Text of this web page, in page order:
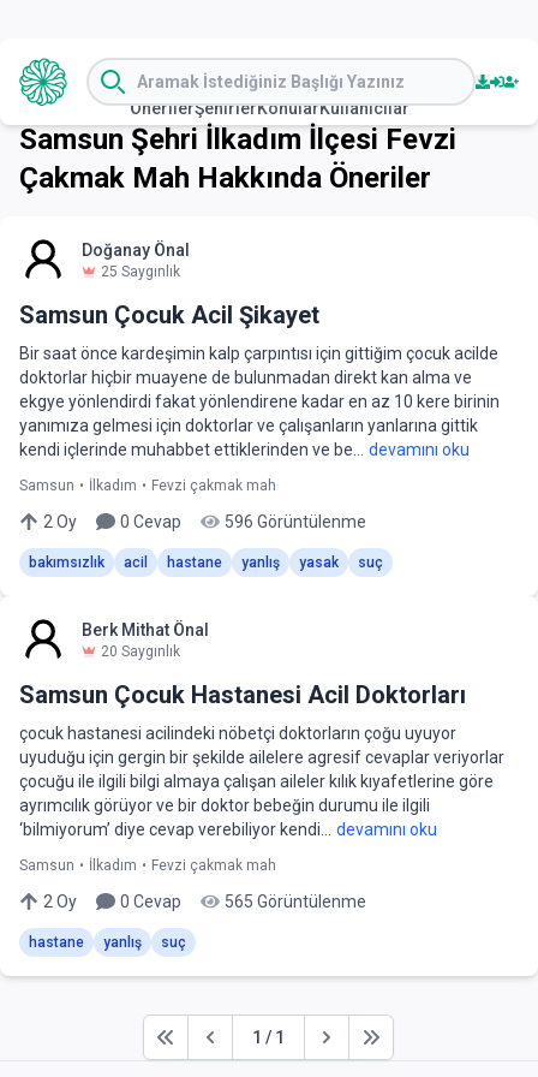
ÖnerilerŞehirlerKonularKullanıcılar
Samsun Şehri İlkadım İlçesi Fevzi
Çakmak Mah Hakkında Öneriler
Doğanay Önal
25 Saygınlık
Samsun Çocuk Acil Şikayet
Bir saat önce kardeşimin kalp çarpıntısı için gittiğim çocuk acilde
doktorlar hiçbir muayene de bulunmadan direkt kan alma ve
ekgye yönlendirdi fakat yönlendirene kadar en az 10 kere birinin
yanımıza gelmesi için doktorlar ve çalışanların yanlarına gittik
kendi içlerinde muhabbet ettiklerinden ve be...
devamını oku
Samsun • İlkadım • Fevzi çakmak mah
2 Oy 0 Cevap 596 Görüntülenme
bakımsızlık acil hastane yanlış yasak suç
Berk Mithat Önal
20 Saygınlık
Samsun Çocuk Hastanesi Acil Doktorları
çocuk hastanesi acilindeki nöbetçi doktorların çoğu uyuyor
uyuduğu için gergin bir şekilde ailelere agresif cevaplar veriyorlar
çocuğu ile ilgili bilgi almaya çalışan aileler kılık kıyafetlerine göre
ayrımcılık görüyor ve bir doktor bebeğin durumu ile ilgili
‘bilmiyorum’ diye cevap verebiliyor kendi...
devamını oku
Samsun • İlkadım • Fevzi çakmak mah
2 Oy 0 Cevap 565 Görüntülenme
hastane yanlış suç
First Previous
1 / 1
Next Last